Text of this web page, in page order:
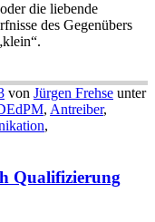
die liebende
des Gegenübers
von Jürgen Frehse unter
, Antreiber,
,
Qualifizierung